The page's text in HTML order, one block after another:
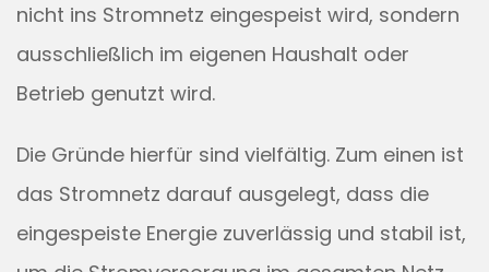
nicht ins Stromnetz eingespeist wird, sondern
ausschließlich im eigenen Haushalt oder
Betrieb genutzt wird.
Die Gründe hierfür sind vielfältig. Zum einen ist
das Stromnetz darauf ausgelegt, dass die
eingespeiste Energie zuverlässig und stabil ist,